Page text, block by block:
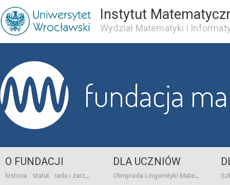
Instytut
Wydział Matematyki i
fundacja
O FUNDACJI
historia statut rada i zarząd dane bankowo-adresowe kontakt
DLA UCZNIÓW
Olimpiada Lingwistyki Matematycznej